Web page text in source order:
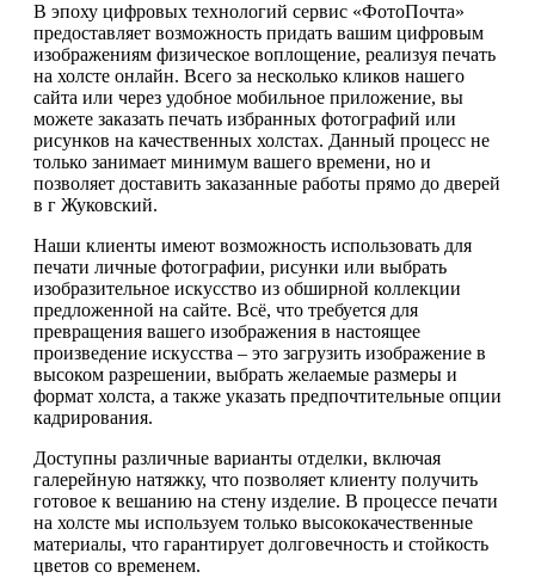
В эпоху цифровых технологий сервис «ФотоПочта»
предоставляет возможность придать вашим цифровым
изображениям физическое воплощение, реализуя печать
на холсте онлайн. Всего за несколько кликов нашего
сайта или через удобное мобильное приложение, вы
можете заказать печать избранных фотографий или
рисунков на качественных холстах. Данный процесс не
только занимает минимум вашего времени, но и
позволяет доставить заказанные работы прямо до дверей
в г Жуковский.
Наши клиенты имеют возможность использовать для
печати личные фотографии, рисунки или выбрать
изобразительное искусство из обширной коллекции
предложенной на сайте. Всё, что требуется для
превращения вашего изображения в настоящее
произведение искусства – это загрузить изображение в
высоком разрешении, выбрать желаемые размеры и
формат холста, а также указать предпочтительные опции
кадрирования.
Доступны различные варианты отделки, включая
галерейную натяжку, что позволяет клиенту получить
готовое к вешанию на стену изделие. В процессе печати
на холсте мы используем только высококачественные
материалы, что гарантирует долговечность и стойкость
цветов со временем.